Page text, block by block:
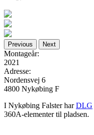
Previous Next
Montageår:
2021
Adresse:
Nordensvej 6
4800 Nykøbing F
I Nykøbing Falster harDLG
360A-elementer til pladsen.